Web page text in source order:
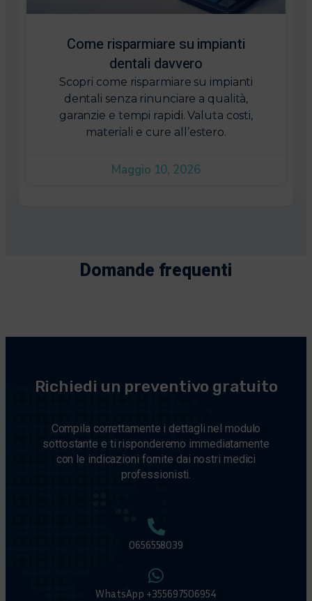
Come risparmiare su impianti
dentali davvero
Scopri come risparmiare su impianti
dentali senza rinunciare a qualità,
garanzie e tempi rapidi. Valuta costi,
materiali e cure all’estero.
Maggio 10, 2026
Domande frequenti
Richiedi un preventivo gratuito
Compila correttamente i dettagli nel modulo
sottostante e ti risponderemo immediatamente
con le indicazioni fornite dai nostri medici
professionisti.
0656558039
WhatsApp +355697506954